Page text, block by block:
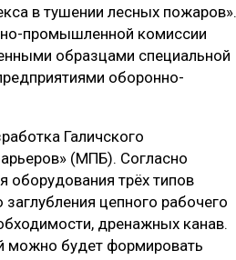
в тушении лесных пожаров».
промышленной комиссии
образцами специальной
оборонно-
Галичского
(МПБ). Согласно
оборудования трёх типов
цепного рабочего
дренажных канав.
можно будет формировать